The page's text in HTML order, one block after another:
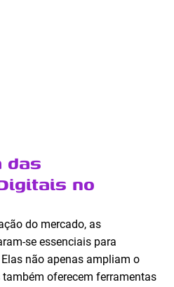
das
no
do mercado, as
se essenciais para
não apenas ampliam o
oferecem ferramentas